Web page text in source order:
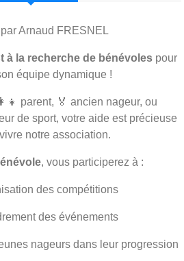
par Arnaud FRESNEL
à la recherche de bénévolespour
équipe dynamique !
parent, 🏅 ancien nageur, ou
de sport, votre aide est précieuse
notre association.
, vous participerez à :
des compétitions
des événements
nageurs dans leur progression